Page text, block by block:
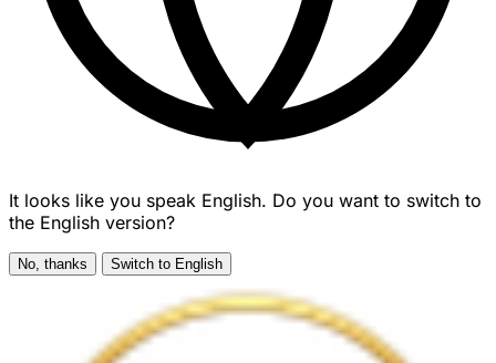
It looks like you speak English. Do you want to switch to
the English version?
No, thanks Switch to English